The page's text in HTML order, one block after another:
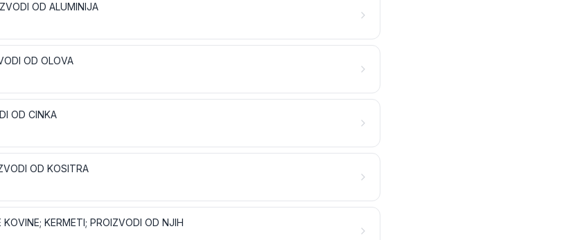
OD ALUMINIJA
OD OLOVA
OD CINKA
OD KOSITRA
KOVINE; KERMETI; PROIZVODI OD NJIH